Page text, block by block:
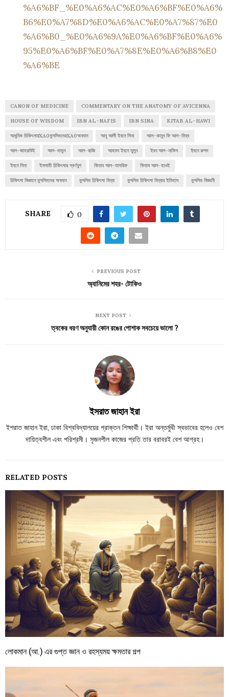
%A6%BF_%E0%A6%AC%E0%A6%BF%E0%A6%
B6%E0%A7%8D%E0%A6%AC%E0%A7%87%E0
%A6%B0_%E0%A6%9A%E0%A6%BF%E0%A6%
95%E0%A6%BF%E0%A7%8E%E0%A6%B8%E0
%A6%BE
CANON OF MEDICINE COMMENTARY ON THE ANATOMY OF AVICENNA
HOUSE OF WISDOM IBN AL-NAFIS IBN SINA KITAB AL-HAWI
আধুনিক চিকিৎসায়XA0মুসলিমদেরXA0অবদান আবূ আলী ইবনে সিনা আল-কানুন ফি আল-তিব্ব
আল-জাহরাউই আল-মামুন আল-রাজি আহমদ ইবনে তুলুন ইবন আল-নাফিস ইবনে রুশদ
ইবনে সিনা ইসলামী চিকিৎসার স্বর্ণযুগ কিতাব আল-তাসরিফ কিতাব আল-হাওই
চিকিৎসা বিজ্ঞানে মুসলিমদের অবদান মুসলিম চিকিৎসা বিদ্যা মুসলিম চিকিৎসা বিদ্যার ইতিহাস মুসলিম বিজ্ঞানী
SHARE 0
PREVIOUS POST
অ্যানিমের শহর- টোকিও
NEXT POST
ত্বকের ধরণ অনুযায়ী কোন রঙের পোশাক সবচেয়ে ভালো ?
ইসরাত জাহান ইরা
ইশরাত জাহান ইরা, ঢাকা বিশ্ববিদ্যালয়ের প্রাক্তন শিক্ষার্থী। ইরা অন্তর্মুখী স্বভাবের হলেও বেশ
দায়িত্বশীল এবং পরিশ্রমী। সৃজনশীল কাজের প্রতি তার বরাবরই বেশ আগ্রহ।
RELATED POSTS
লোকমান (আ.) এর গুপ্ত জ্ঞান ও রহস্যময় ক্ষমতার গল্প